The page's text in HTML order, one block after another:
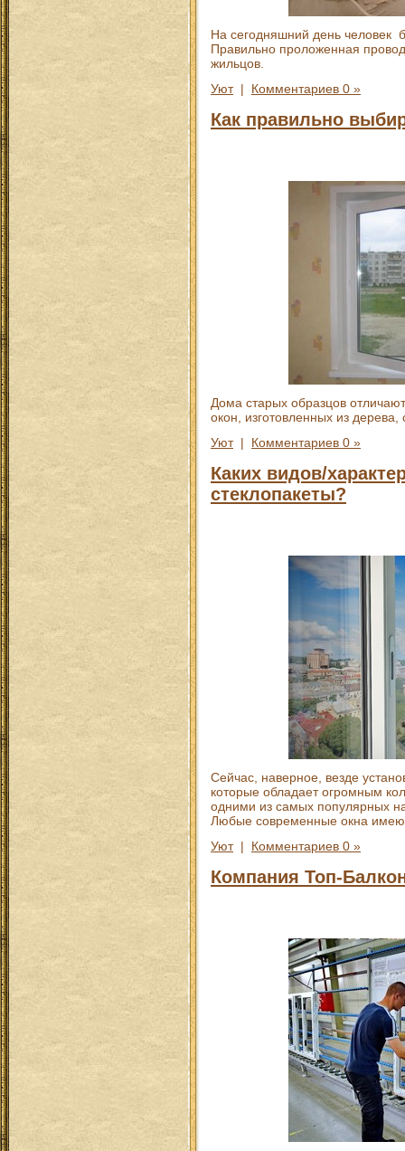
На сегодняшний день человек
Правильно проложенная
жильцов.
Уют| Комментариев 0 »
Как правильно
Дома старых образцов
окон, изготовленных из
Уют| Комментариев 0 »
Каких видов/
стеклопакеты?
Сейчас, наверное, везде
которые обладает огромным
одними из самых популярных
Любые современные окна
Уют| Комментариев 0 »
Компания Топ-